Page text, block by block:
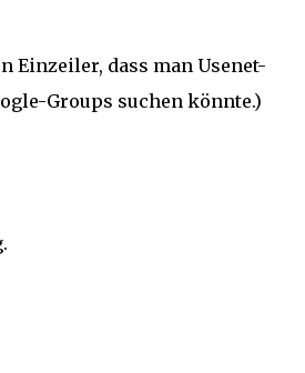
Einzeiler, dass man Usenet-
Groups suchen könnte.)